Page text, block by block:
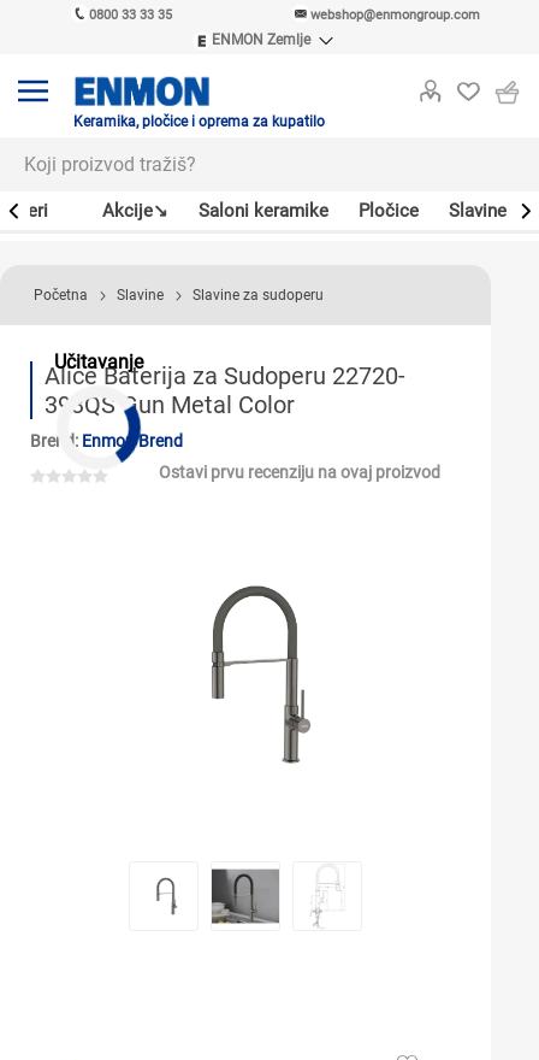
0800 33 33 35 webshop@enmongroup.com
ENMON Zemlje
ENMON MKD
Keramika, pločice i oprema za kupatilo
Akcije↘ Saloni keramike Pločice Slavine
Učitavanje
Početna Slavine Slavine za sudoperu
Alice Baterija za Sudoperu 22720-
393QS Gun Metal Color
Brend: Enmon Brend
Ostavi prvu recenziju na ovaj proizvod